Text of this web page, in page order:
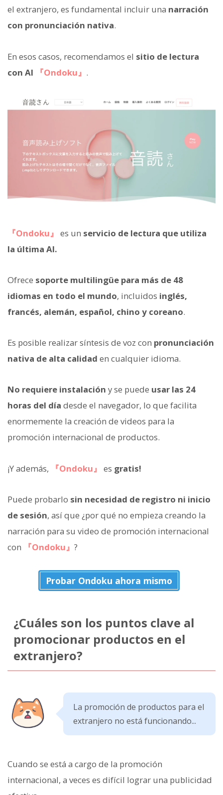
el extranjero, es fundamental incluir una narración
con pronunciación nativa.
En esos casos, recomendamos el sitio de lectura
con AI
『Ondoku』 .
『Ondoku』 es un servicio de lectura que utiliza
la última AI.
Ofrece soporte multilingüe para más de 48
idiomas en todo el mundo, incluidos inglés,
francés, alemán, español, chino y coreano.
Es posible realizar síntesis de voz con pronunciación
nativa de alta calidad en cualquier idioma.
No requiere instalación y se puede usar las 24
horas del día desde el navegador, lo que facilita
enormemente la creación de videos para la
promoción internacional de productos.
¡Y además, 『Ondoku』 es gratis!
Puede probarlo sin necesidad de registro ni inicio
de sesión, así que ¿por qué no empieza creando la
narración para su video de promoción internacional
con
『Ondoku』 ?
Probar Ondoku ahora mismo
¿Cuáles son los puntos clave al
promocionar productos en el
extranjero?
La promoción de productos para el
extranjero no está funcionando...
Cuando se está a cargo de la promoción
internacional, a veces es difícil lograr una publicidad